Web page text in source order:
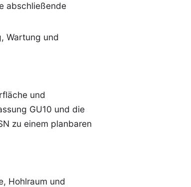
abschließende
Wartung und
und
GU10 und die
zu einem planbaren
Hohlraum und